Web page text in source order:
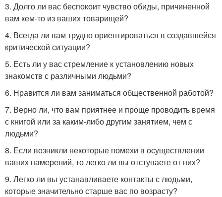
3. Долго ли вас беспокоит чувство обиды, причиненной
вам кем-то из ваших товарищей?
4. Всегда ли вам трудно ориентироваться в создавшейся
критической ситуации?
5. Есть ли у вас стремление к установлению новых
знакомств с различными людьми?
6. Нравится ли вам заниматься общественной работой?
7. Верно ли, что вам приятнее и проще проводить время
с книгой или за каким-либо другим занятием, чем с
людьми?
8. Если возникли некоторые помехи в осуществлении
ваших намерений, то легко ли вы отступаете от них?
9. Легко ли вы устанавливаете контакты с людьми,
которые значительно старше вас по возрасту?